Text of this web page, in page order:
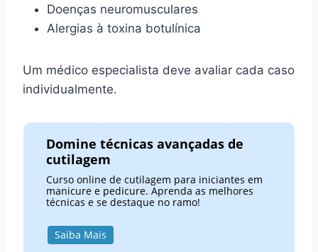
Doenças neuromusculares
Alergias à toxina botulínica
Um médico especialista deve avaliar cada caso
individualmente.
Domine técnicas avançadas de
cutilagem
Curso online de cutilagem para iniciantes em
manicure e pedicure. Aprenda as melhores
técnicas e se destaque no ramo!
Saiba Mais